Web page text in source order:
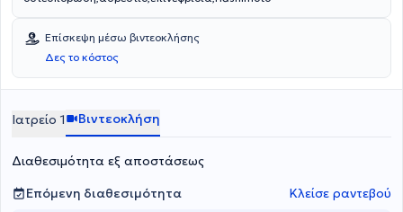
Επίσκεψη μέσω βιντεοκλήσης
Δες το κόστος
Ιατρείο 1 Βιντεοκλήση
Διαθεσιμότητα εξ αποστάσεως
Επόμενη διαθεσιμότητα
Κλείσε ραντεβού